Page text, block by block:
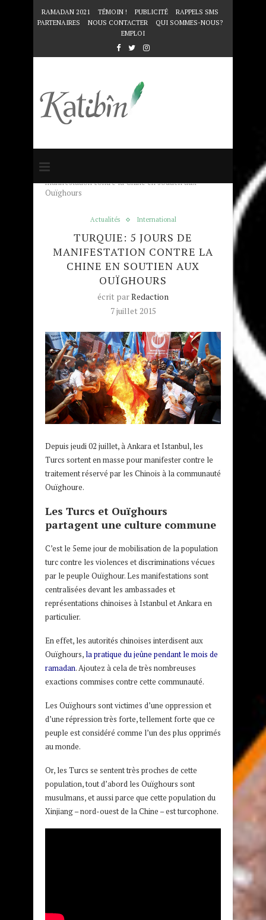
RAMADAN 2021 TÉMOIN ! PUBLICITÉ
RAPPELS SMS
PARTENAIRES
NOUS CONTACTER
QUI SOMMES-NOUS?
EMPLOI
Accueil
manifestation contre la Chine en soutien aux
Ouïghours
Actualités International
TURQUIE: 5 JOURS DE
MANIFESTATION CONTRE LA
CHINE EN SOUTIEN AUX
OUÏGHOURS
écrit parRedaction
7 juillet 2015
Depuis jeudi 02 juillet, à Ankara et Istanbul, les
Turcs sortent en masse pour manifester contre le
traitement réservé par les Chinois à la communauté
Ouïghoure.
Les Turcs et Ouïghours
partagent une culture commune
C’est le 5eme jour de mobilisation de la population
turc contre les violences et discriminations vécues
par le peuple Ouïghour. Les manifestations sont
centralisées devant les ambassades et
représentations chinoises à Istanbul et Ankara en
particulier.
En effet, les autorités chinoises interdisent aux
Ouïghours, la pratique du jeûne pendant le mois de
ramadan. Ajoutez à cela de très nombreuses
exactions commises contre cette communauté.
Les Ouïghours sont victimes d’une oppression et
d’une répression très forte, tellement forte que ce
peuple est considéré comme l’un des plus opprimés
au monde.
Or, les Turcs se sentent très proches de cette
population, tout d’abord les Ouïghours sont
musulmans, et aussi parce que cette population du
Xinjiang – nord-ouest de la Chine – est turcophone.